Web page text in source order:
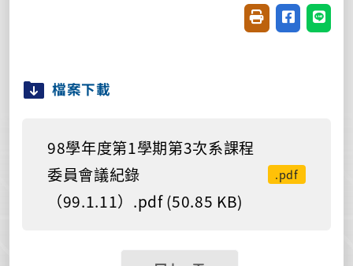
友善列印(開新視
分享至臉書
分享
檔案下載
98學年度第1學期第3次系課程
委員會議紀錄
（99.1.11）.pdf (50.85 KB)
.pdf